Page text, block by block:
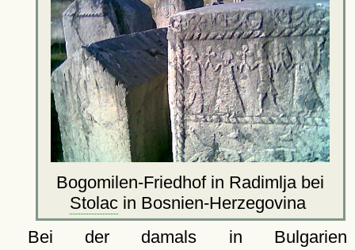
Bogomilen-Friedhof in Radimlja bei
Stolac in Bosnien-Herzegovina
Bei der damals in Bulgarien